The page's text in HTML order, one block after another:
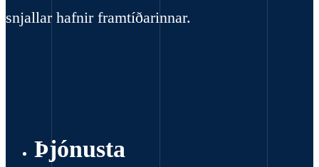
snjallar hafnir framtíðarinnar.
Þjónusta